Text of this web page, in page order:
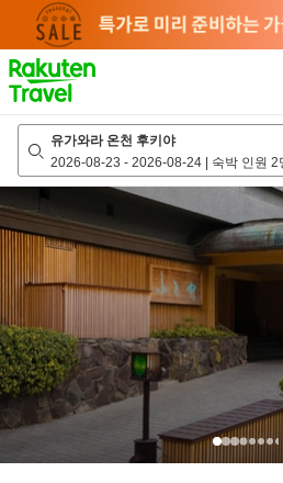
page
유가와라 온천 후키야
2026-08-23 - 2026-08-24 | 숙박 인원 2